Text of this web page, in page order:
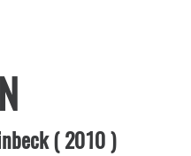
(2010)